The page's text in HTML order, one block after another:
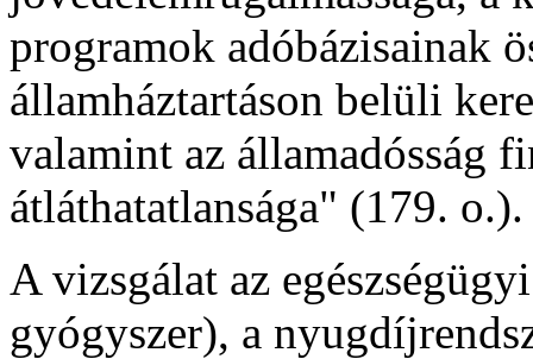
programok adóbázisainak
államháztartáson belüli
valamint az államadósság
átláthatatlansága" (179. o.).
A vizsgálat az
gyógyszer), a